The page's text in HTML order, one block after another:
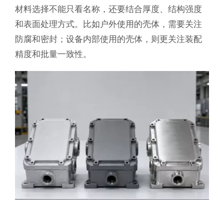
材料选择不能只看名称，还要结合厚度、结构强度
和表面处理方式。比如户外使用的壳体，需要关注
防腐和密封；设备内部使用的壳体，则更关注装配
精度和批量一致性。